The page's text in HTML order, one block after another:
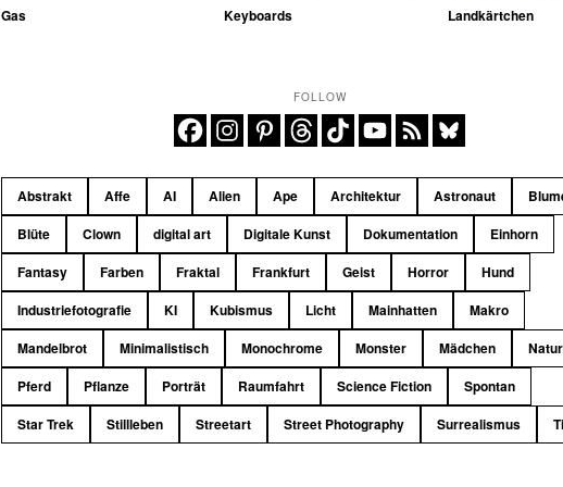
Gas Keyboards Landkärtchen
FOLLOW
Abstrakt Affe AI Alien Ape Architektur Astronaut
Blüte
Clown digital art Digitale Kunst Dokumentation
Einhorn
Fantasy
Farben Fraktal Frankfurt Geist Horror
Hund
Industriefotografie
KI Kubismus Licht Mainhatten
Makro
Mandelbrot
Minimalistisch Monochrome Monster Mädchen
Natur
Pferd
Pflanze Porträt Raumfahrt Science Fiction
Spontan
Star Trek
Stillleben Streetart Street Photography Surrealismus